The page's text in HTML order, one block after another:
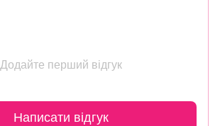
Додайте перший відгук
Написати відгук